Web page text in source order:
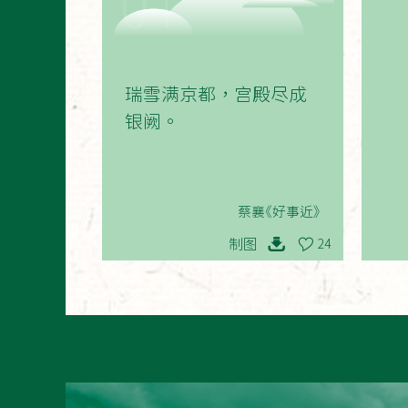
瑞雪满京都，宫殿尽成
银阙。
蔡襄《好事近》
制图 24